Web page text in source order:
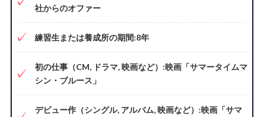
社からのオファー
練習生または養成所の期間:8年
初の仕事（CM, ドラマ, 映画など）:映画「サマータイムマ
シン・ブルース」
デビュー作（シングル, アルバム, 映画など）:映画「サマ